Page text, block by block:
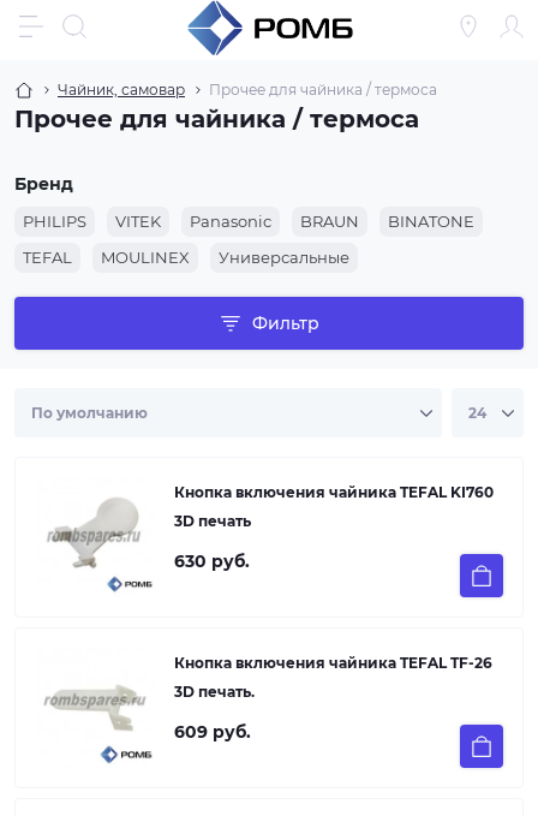
Чайник, самовар Прочее для чайника / термоса
Прочее для чайника / термоса
Бренд
PHILIPS VITEK Panasonic BRAUN
BINATONE
TEFAL
MOULINEX Универсальные
Фильтр
Кнопка включения чайника TEFAL KI760
3D печать
630 руб.
Кнопка включения чайника TEFAL TF-26
3D печать.
609 руб.